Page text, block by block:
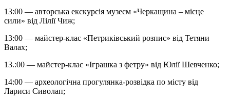
13:00 — авторська екскурсія музеєм «Черкащина – місце
сили» від Лілії Чиж;
13:00 — майстер-клас «Петриківський розпис» від Тетяни
Валах;
13.:00 — майстер-клас «Іграшка з фетру» від Юлії Шевченко;
14:00 — археологічна прогулянка-розвідка по місту від
Лариси Сиволап;